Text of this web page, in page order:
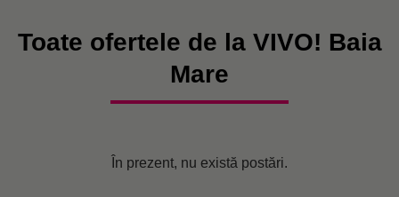
Toate ofertele de la VIVO! Baia
Mare
În prezent, nu există postări.